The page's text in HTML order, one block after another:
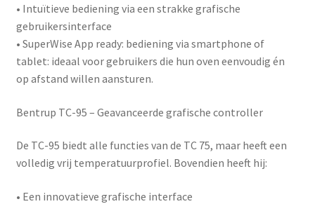
• Intuïtieve bediening via een strakke grafische
gebruikersinterface
• SuperWise App ready: bediening via smartphone of
tablet: ideaal voor gebruikers die hun oven eenvoudig én
op afstand willen aansturen.
Bentrup TC-95 – Geavanceerde grafische controller
De TC-95 biedt alle functies van de TC 75, maar heeft een
volledig vrij temperatuurprofiel. Bovendien heeft hij:
• Een innovatieve grafische interface